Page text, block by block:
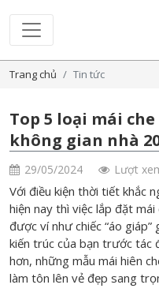
Trang chủ Tin tức
Top 5 loại mái
không gian nhà
29/05/2024 Lượt
Với điều kiện thời tiết khắc
hiện nay thì việc lắp đặt
được ví như chiếc “áo
kiến trúc của bạn trước tác
hơn, những mẫu mái hiên
làm tôn lên vẻ đẹp sang